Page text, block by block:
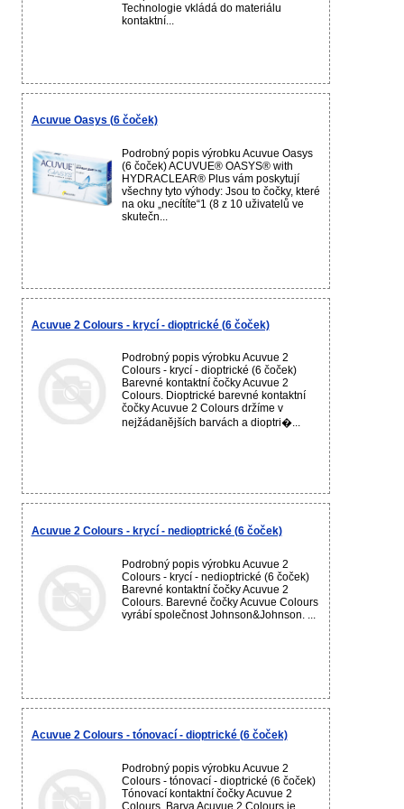
Technologie vkládá do materiálu
kontaktní...
Acuvue Oasys (6 čoček)
Podrobný popis výrobku Acuvue Oasys
(6 čoček) ACUVUE® OASYS® with
HYDRACLEAR® Plus vám poskytují
všechny tyto výhody: Jsou to čočky, které
na oku „necítíte“1 (8 z 10 uživatelů ve
skutečn...
Acuvue 2 Colours - krycí - dioptrické (6 čoček)
Podrobný popis výrobku Acuvue 2
Colours - krycí - dioptrické (6 čoček)
Barevné kontaktní čočky Acuvue 2
Colours. Dioptrické barevné kontaktní
čočky Acuvue 2 Colours držíme v
nejžádanějších barvách a dioptri�...
Acuvue 2 Colours - krycí - nedioptrické (6 čoček)
Podrobný popis výrobku Acuvue 2
Colours - krycí - nedioptrické (6 čoček)
Barevné kontaktní čočky Acuvue 2
Colours. Barevné čočky Acuvue Colours
vyrábí společnost Johnson&Johnson. ...
Acuvue 2 Colours - tónovací - dioptrické (6 čoček)
Podrobný popis výrobku Acuvue 2
Colours - tónovací - dioptrické (6 čoček)
Tónovací kontaktní čočky Acuvue 2
Colours. Barva Acuvue 2 Colours je